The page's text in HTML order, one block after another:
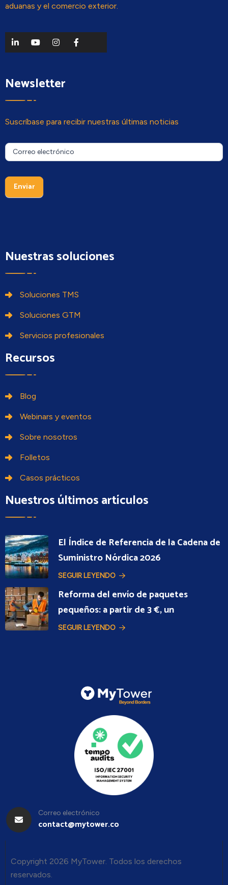
aduanas y el comercio exterior.
Newsletter
Suscríbase para recibir nuestras últimas noticias
Newsletter
Correo electrónico
Enviar
humano,
este
campo
Nuestras soluciones
Soluciones TMS
Soluciones GTM
Servicios profesionales
Recursos
Blog
Webinars y eventos
Sobre nosotros
Folletos
Casos prácticos
Nuestros últimos artículos
El Índice de Referencia de la Cadena de
Suministro Nórdica 2026
SEGUIR LEYENDO
Reforma del envío de paquetes
pequeños: a partir de 3 €, un
SEGUIR LEYENDO
Correo electrónico
contact@mytower.co
Copyright 2026 MyTower. Todos los derechos
reservados.